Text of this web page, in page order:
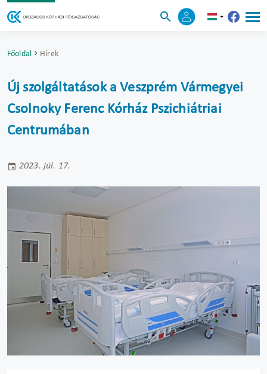
Főoldal Hírek
Új szolgáltatások a Veszprém Vármegyei
Csolnoky Ferenc Kórház Pszichiátriai
Centrumában
2023. júl. 17.